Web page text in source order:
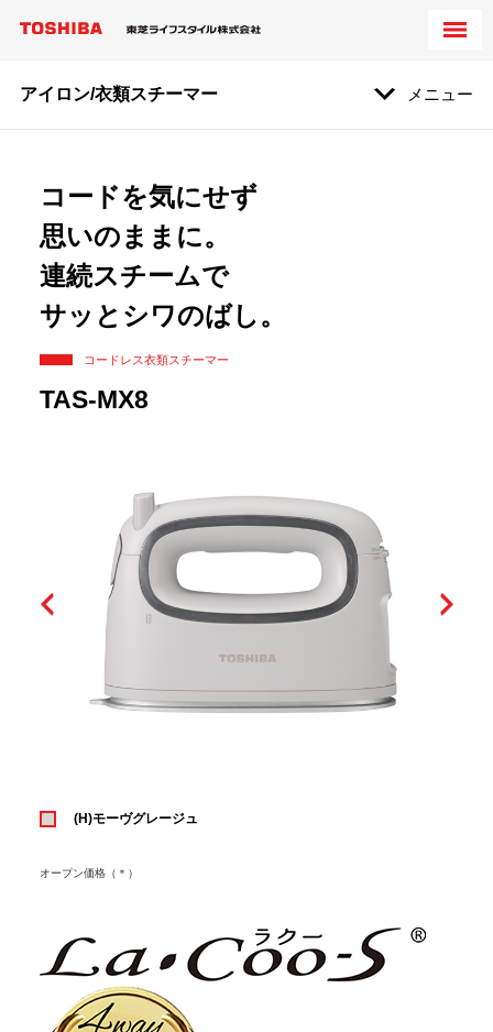
アイロン/衣類スチーマー メニュー
コードを気にせず
思いのままに。
連続スチームで
サッとシワのばし。
コードレス衣類スチーマー
TAS-MX8
(H)モーヴグレージュ
オープン価格（＊）